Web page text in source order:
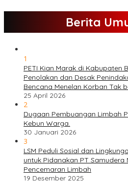
Berita
1
PETI Kian Marak di Kabupaten
Penolakan dan Desak
Bencana Menelan Korban Tak
25 April 2026
2
Dugaan Pembuangan Limbah
Kebun Warga.
30 Januari 2026
3
LSM Peduli Sosial dan
untuk Pidanakan PT
Pencemaran Limbah
19 Desember 2025